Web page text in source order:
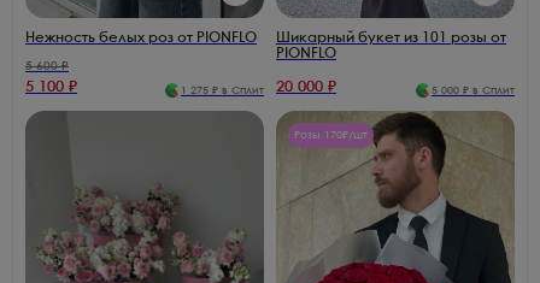
Нежность белых роз от PIONFLO
5 600₽
5 100 ₽ 1 275 ₽ в Сплит
Шикарный букет из 101 розы от
PIONFLO
20 000 ₽ 5 000 ₽ в Сплит
Розы 170₽/шт